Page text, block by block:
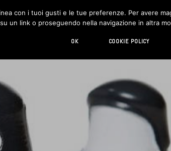
DESIGN LIVING HI-TECH
con i tuoi gusti e le tue preferenze. Per avere
un link o proseguendo nella navigazione in altra
OK COOKIE POLICY